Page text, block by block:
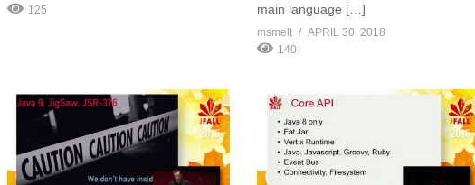
125
main language […]
msmelt
APRIL 30, 2018
140